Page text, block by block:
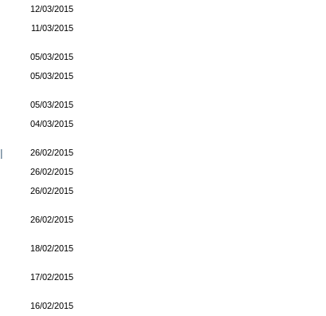
12/03/2015
11/03/2015
05/03/2015
05/03/2015
05/03/2015
04/03/2015
26/02/2015
26/02/2015
26/02/2015
26/02/2015
18/02/2015
17/02/2015
16/02/2015